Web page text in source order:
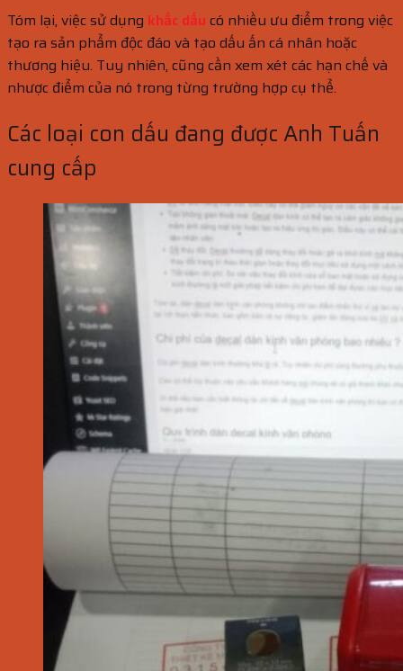
Tóm lại, việc sử dụng khắc dấu có nhiều ưu điểm trong việc
tạo ra sản phẩm độc đáo và tạo dấu ấn cá nhân hoặc
thương hiệu. Tuy nhiên, cũng cần xem xét các hạn chế và
nhược điểm của nó trong từng trường hợp cụ thể.
Các loại con dấu đang được Anh Tuấn
cung cấp